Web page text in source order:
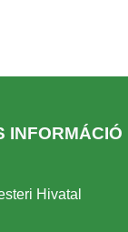
INFORMÁCIÓ
Hivatal